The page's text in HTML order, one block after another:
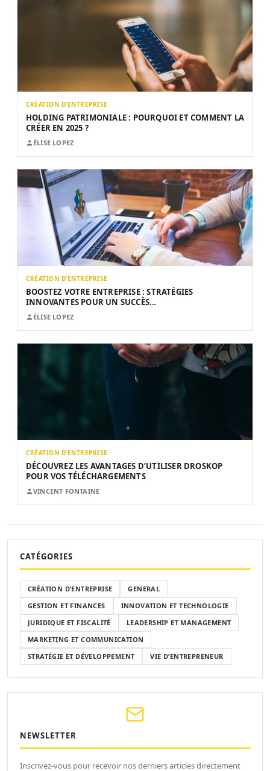
CRÉATION D’ENTREPRISE
HOLDING PATRIMONIALE : POURQUOI ET COMMENT LA
CRÉER EN 2025 ?
ÉLISE LOPEZ
CRÉATION D’ENTREPRISE
BOOSTEZ VOTRE ENTREPRISE : STRATÉGIES
INNOVANTES POUR UN SUCCÈS…
ÉLISE LOPEZ
CRÉATION D’ENTREPRISE
DÉCOUVREZ LES AVANTAGES D’UTILISER DROSKOP
POUR VOS TÉLÉCHARGEMENTS
VINCENT FONTAINE
CATÉGORIES
CRÉATION D’ENTREPRISE
GENERAL
GESTION ET FINANCES
INNOVATION ET TECHNOLOGIE
JURIDIQUE ET FISCALITÉ
LEADERSHIP ET MANAGEMENT
MARKETING ET COMMUNICATION
STRATÉGIE ET DÉVELOPPEMENT
VIE D’ENTREPRENEUR
NEWSLETTER
Inscrivez-vous pour recevoir nos derniers articles directement